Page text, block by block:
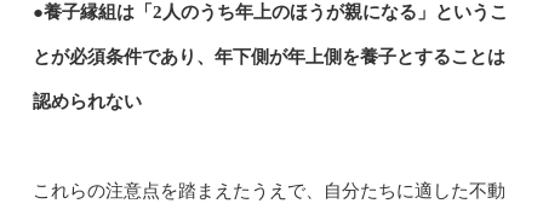
●養子縁組は「2人のうち年上のほうが親になる」というこ
とが必須条件であり、年下側が年上側を養子とすることは
認められない
これらの注意点を踏まえたうえで、自分たちに適した不動